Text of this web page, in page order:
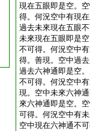
現在五眼即是空。
得。何況空中有現
過去未來現在五眼
未來現在五眼即是
不可得。何況空中
得。善現。空中過
過去六神通即是空
不可得。何況空中
現。空中未來六神
來六神通即是空。
可得。何況空中有
空中現在六神通不